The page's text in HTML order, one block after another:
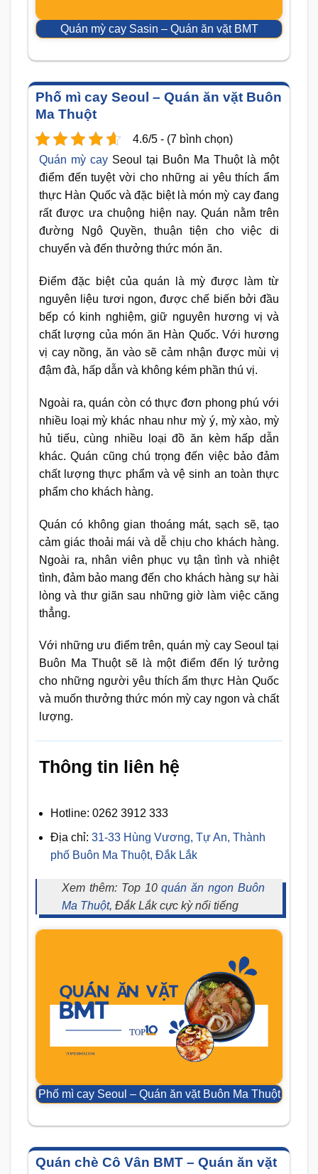
Quán mỳ cay Sasin – Quán ăn vặt BMT
Phố mì cay Seoul – Quán ăn vặt Buôn
Ma Thuột
4.6/5 - (7 bình chọn)
Quán mỳ cay Seoul tại Buôn Ma Thuột là một
điểm đến tuyệt vời cho những ai yêu thích ẩm
thực Hàn Quốc và đặc biệt là món mỳ cay đang
rất được ưa chuộng hiện nay. Quán nằm trên
đường Ngô Quyền, thuận tiện cho việc di
chuyển và đến thưởng thức món ăn.
Điểm đặc biệt của quán là mỳ được làm từ
nguyên liệu tươi ngon, được chế biến bởi đầu
bếp có kinh nghiệm, giữ nguyên hương vị và
chất lượng của món ăn Hàn Quốc. Với hương
vị cay nồng, ăn vào sẽ cảm nhận được mùi vị
đậm đà, hấp dẫn và không kém phần thú vị.
Ngoài ra, quán còn có thực đơn phong phú với
nhiều loại mỳ khác nhau như mỳ ý, mỳ xào, mỳ
hủ tiếu, cùng nhiều loại đồ ăn kèm hấp dẫn
khác. Quán cũng chú trọng đến việc bảo đảm
chất lượng thực phẩm và vệ sinh an toàn thực
phẩm cho khách hàng.
Quán có không gian thoáng mát, sạch sẽ, tạo
cảm giác thoải mái và dễ chịu cho khách hàng.
Ngoài ra, nhân viên phục vụ tận tình và nhiệt
tình, đảm bảo mang đến cho khách hàng sự hài
lòng và thư giãn sau những giờ làm việc căng
thẳng.
Với những ưu điểm trên, quán mỳ cay Seoul tại
Buôn Ma Thuột sẽ là một điểm đến lý tưởng
cho những người yêu thích ẩm thực Hàn Quốc
và muốn thưởng thức món mỳ cay ngon và chất
lượng.
Thông tin liên hệ
Hotline: 0262 3912 333
Địa chỉ: 31-33 Hùng Vương, Tự An, Thành
phố Buôn Ma Thuột, Đắk Lắk
Xem thêm: Top 10quán ăn ngon Buôn
Ma Thuột, Đắk Lắk cực kỳ nổi tiếng
Phố mì cay Seoul – Quán ăn vặt Buôn Ma Thuột
Quán chè Cô Vân BMT – Quán ăn vặt